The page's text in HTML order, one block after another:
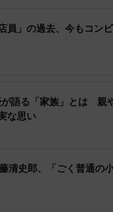
員」の過去、今もコン
語る「家族」とは 親
な思い
清史郎、「ごく普通の